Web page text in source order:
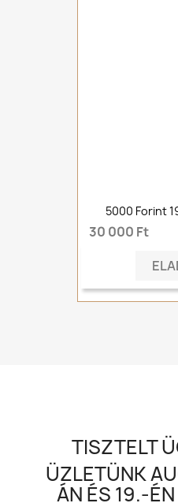
5000 Forint
30 000 Ft
TISZTELT
ÜZLETÜNK
ÁN ÉS 19.-